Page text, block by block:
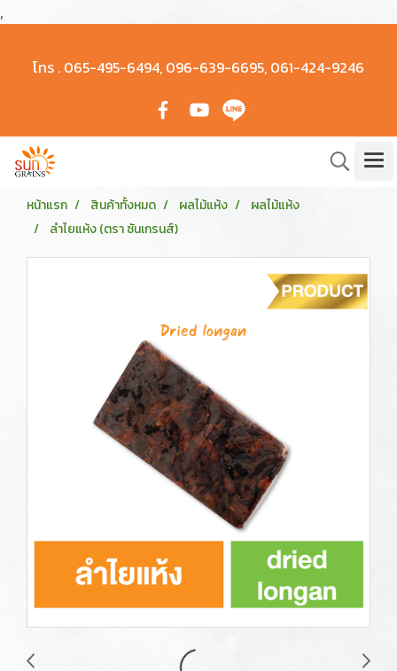
,
โทร . 065-495-6494, 096-639-6695, 061-424-9246
หน้าแรก สินค้าทั้งหมด ผลไม้แห้ง
ผลไม้แห้ง
ลำไยแห้ง (ตรา ซันเกรนส์)